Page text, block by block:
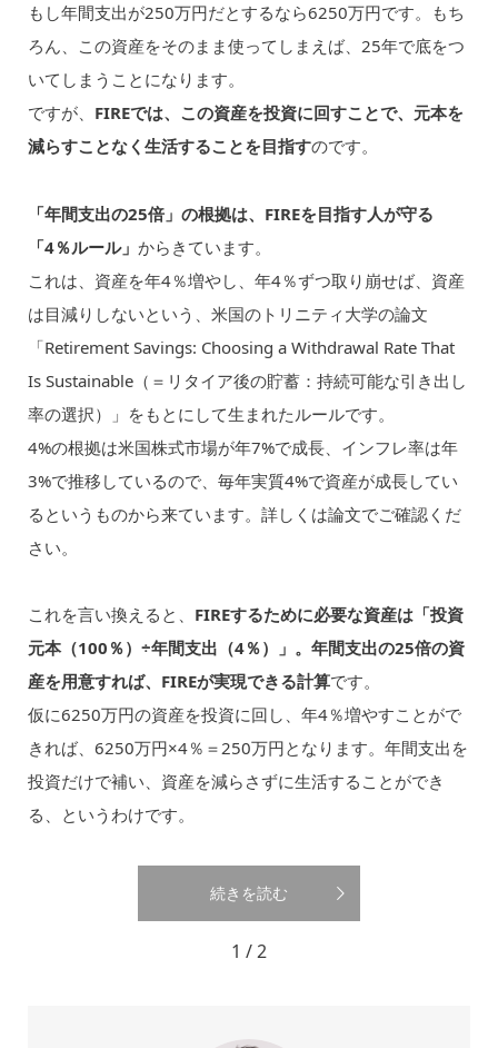
もし年間支出が250万円だとするなら6250万円です。もち
ろん、この資産をそのまま使ってしまえば、25年で底をつ
いてしまうことになります。
ですが、 FIREでは、この資産を投資に回すことで、元本を
減らすことなく生活することを目指すのです。
「年間支出の25倍」の根拠は、FIREを目指す人が守る
「4％ルール」 からきています。
これは、資産を年4％増やし、年4％ずつ取り崩せば、資産
は目減りしないという、米国のトリニティ大学の論文
「Retirement Savings: Choosing a Withdrawal Rate That
Is Sustainable（＝リタイア後の貯蓄：持続可能な引き出し
率の選択）」をもとにして生まれたルールです。
4%の根拠は米国株式市場が年7%で成長、インフレ率は年
3%で推移しているので、毎年実質4%で資産が成長してい
るというものから来ています。詳しくは論文でご確認くだ
さい。
これを言い換えると、 FIREするために必要な資産は「投資
元本（100％）÷年間支出（4％）」。年間支出の25倍の資
産を用意すれば、FIREが実現できる計算です。
仮に6250万円の資産を投資に回し、年4％増やすことがで
きれば、6250万円×4％＝250万円となります。年間支出を
投資だけで補い、資産を減らさずに生活することができ
る、というわけです。
続きを読む
1 / 2